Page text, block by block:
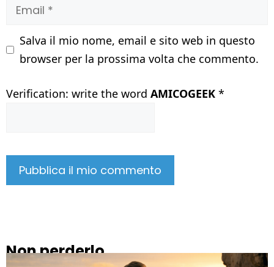
Email
Salva il mio nome, email e sito web in questo
browser per la prossima volta che commento.
Verification: write the word AMICOGEEK *
Non perderlo